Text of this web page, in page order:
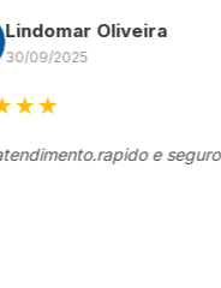
Oliveira
2025
e seguro."